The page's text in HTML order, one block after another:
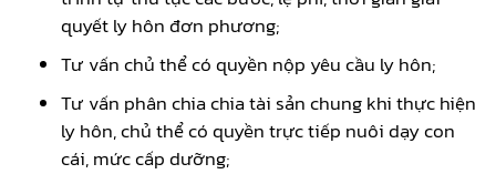
quyết ly hôn đơn phương;
Tư vấn chủ thể có quyền nộp yêu cầu ly hôn;
Tư vấn phân chia chia tài sản chung khi thực hiện
ly hôn, chủ thể có quyền trực tiếp nuôi dạy con
cái, mức cấp dưỡng;